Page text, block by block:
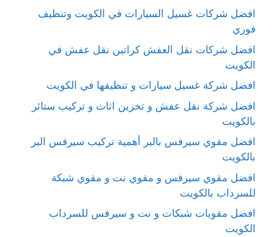
افضل شركات غسيل السيارات في الكويت وتنظيف
فوري
افضل شركات نقل العفش كراتين نقل عفش في
الكويت
افضل شركة غسيل سيارات و تنظيفها في الكويت
افضل شركة نقل عفش و تخزين اثاث و تركيب ستائر
بالكويت
افضل مقوي سيرفس بالبر أهمية تركيب سيرفس البر
بالكويت
افضل مقوي سيرفس و مقوي نت و مقوي شبكة
للسرداب بالكويت
افضل مقويات شبكات و نت و سيرفس للسرداب
الكويت